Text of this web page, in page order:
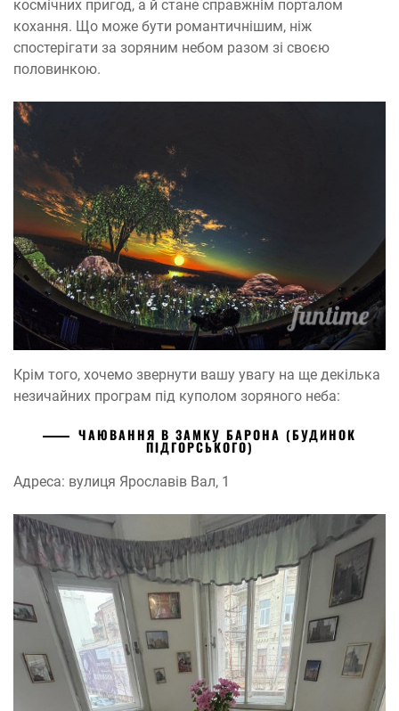
космічних пригод, а й стане справжнім порталом
кохання. Що може бути романтичнішим, ніж
спостерігати за зоряним небом разом зі своєю
половинкою.
Крім того, хочемо звернути вашу увагу на ще декілька
незичайних програм під куполом зоряного неба:
ЧАЮВАННЯ В ЗАМКУ БАРОНА (БУДИНОК
ПІДГОРСЬКОГО)
Адреса: вулиця Ярославів Вал, 1